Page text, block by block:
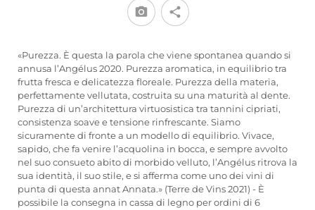
«Purezza. È questa la parola che viene spontanea quando si
annusa l’Angélus 2020. Purezza aromatica, in equilibrio tra
frutta fresca e delicatezza floreale. Purezza della materia,
perfettamente vellutata, costruita su una maturità al dente.
Purezza di un’architettura virtuosistica tra tannini cipriati,
consistenza soave e tensione rinfrescante. Siamo
sicuramente di fronte a un modello di equilibrio. Vivace,
sapido, che fa venire l’acquolina in bocca, e sempre avvolto
nel suo consueto abito di morbido velluto, l’Angélus ritrova la
sua identità, il suo stile, e si afferma come uno dei vini di
punta di questa annat Annata.» (Terre de Vins 2021) - È
possibile la consegna in cassa di legno per ordini di 6